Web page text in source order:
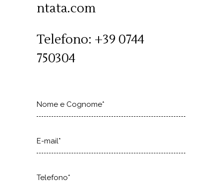
ntata.com
Telefono: +39 0744
750304